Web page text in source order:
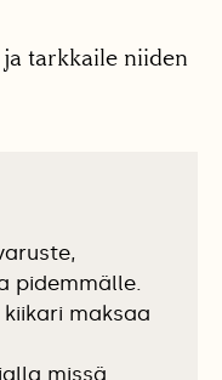
tarkkaile niiden
pidemmälle.
kiikari maksaa
missä